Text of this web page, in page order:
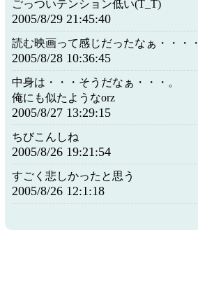
ごっついテンション低い(T_T)
2005/8/29 21:45:40
読む映画って感じだったなぁ・・・・
2005/8/28 10:36:45
中身は・・・そうだなぁ・・・。
俺にも似たようなorz
2005/8/27 13:29:15
ちびこんしね
2005/8/26 19:21:54
すごく悲しかったと思う
2005/8/26 12:1:18